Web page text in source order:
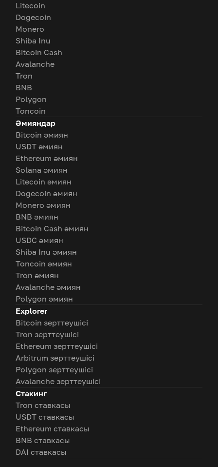
Litecoin
Dogecoin
Monero
Shiba Inu
Bitcoin Cash
Avalanche
Tron
BNB
Polygon
Toncoin
Әмияндар
Bitcoin әмиян
USDT әмиян
Ethereum әмиян
Solana әмиян
Litecoin әмиян
Dogecoin әмиян
Monero әмиян
BNB әмиян
Bitcoin Cash әмиян
USDC әмиян
Shiba Inu әмиян
Toncoin әмиян
Tron әмиян
Avalanche әмиян
Polygon әмиян
Explorer
Bitcoin зерттеушісі
Tron зерттеушісі
Ethereum зерттеушісі
Arbitrum зерттеушісі
Polygon зерттеушісі
Avalanche зерттеушісі
Стакинг
Tron ставкасы
USDT ставкасы
Ethereum ставкасы
BNB ставкасы
DAI ставкасы